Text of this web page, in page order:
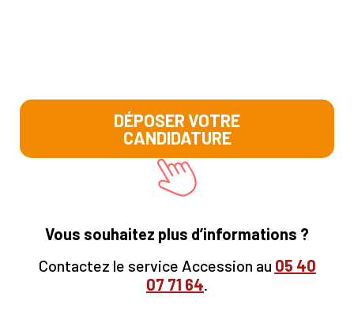
DÉPOSER VOTRE
CANDIDATURE
Vous souhaitez plus d’informations ?
Contactez le service Accession au 05 40
07 71 64.